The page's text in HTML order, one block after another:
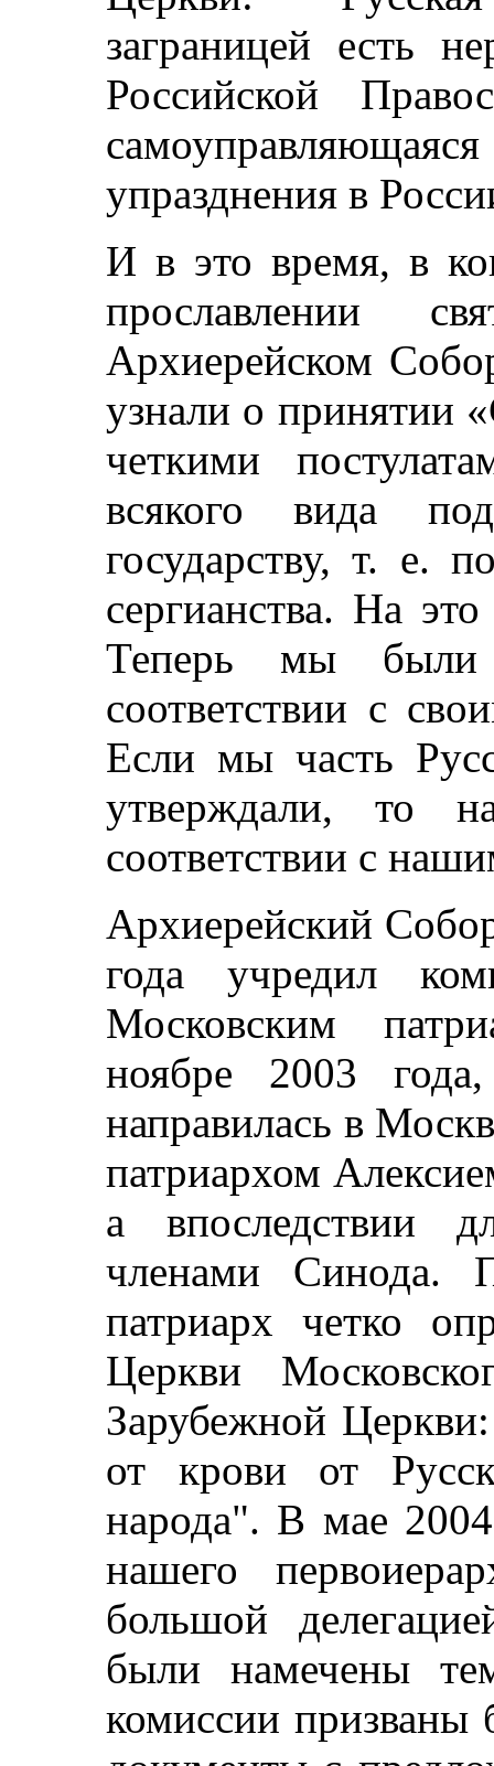
заграницей есть
Российской
упразднения в
И в это время, в
прославлении
Архиерейском
узнали о принятии
четкими
всякого вида
государству, т. е.
сергианства. На
Теперь мы были
соответствии с
Если мы часть
утверждали, то
соответствии с
Архиерейский
года учредил
Московским
ноябре 2003
направилась в
патриархом
а впоследствии
членами Синода.
патриарх четко
Церкви
Зарубежной
от крови от
народа". В мае
нашего
большой
были намечены
комиссии призваны